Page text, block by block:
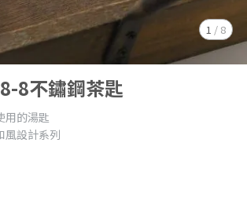
1 / 8
8不鏽鋼茶匙
用的湯匙
設計系列